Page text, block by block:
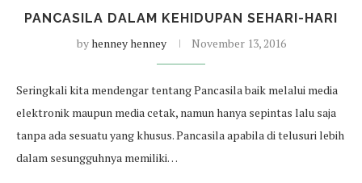
PANCASILA DALAM KEHIDUPAN SEHARI-HARI
byhenney henney November 13, 2016
Seringkali kita mendengar tentang Pancasila baik melalui media
elektronik maupun media cetak, namun hanya sepintas lalu saja
tanpa ada sesuatu yang khusus. Pancasila apabila di telusuri lebih
dalam sesungguhnya memiliki…